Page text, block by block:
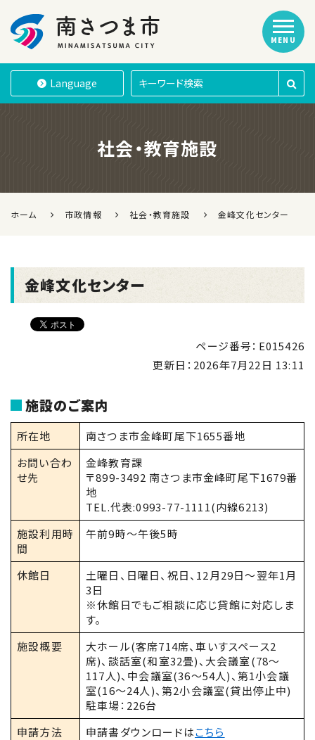
南さつま市
Language
MENU
社会・教育施設
ホーム 市政情報 社会・教育施設 金峰文化センター
金峰文化センター
ページ番号：E015426
更新日： 2026年7月22日 13:11
施設のご案内
所在地
南さつま市金峰町尾下1655番地
お問い合わ
せ先
金峰教育課
〒899-3492 南さつま市金峰町尾下1679番
地
TEL.代表:0993-77-1111(内線6213)
施設利用時
間
午前9時〜午後5時
休館日
土曜日、日曜日、祝日、12月29日〜翌年1月
3日
※休館日でもご相談に応じ貸館に対応しま
す。
施設概要
大ホール(客席714席、車いすスペース2
席)、談話室(和室32畳)、大会議室(78～
117人)、中会議室(36～54人)、第1小会議
室(16～24人)、第2小会議室(貸出停止中)
駐車場：226台
申請方法
申請書ダウンロードはこちら